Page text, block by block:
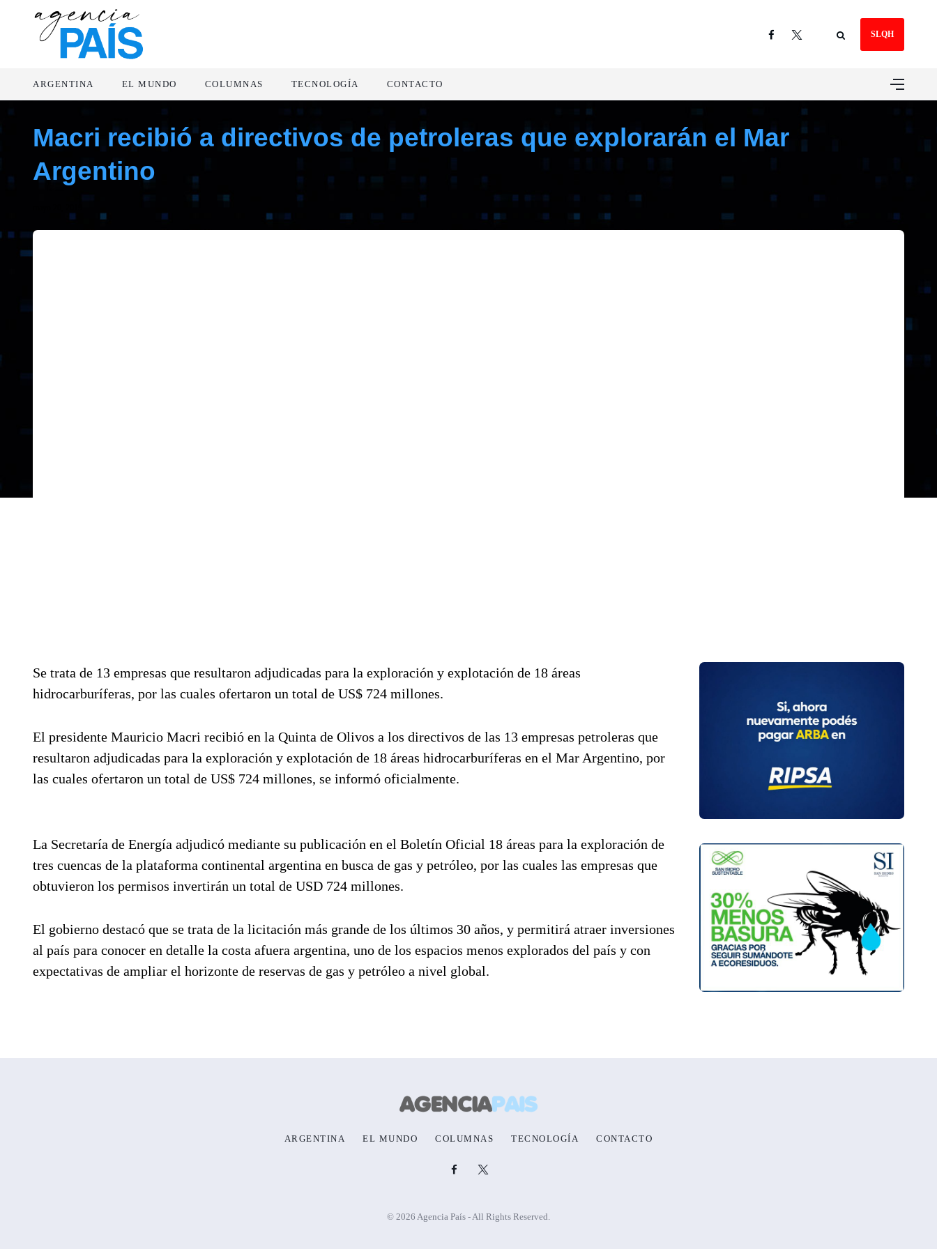
SLQH
ARGENTINA EL MUNDO COLUMNAS TECNOLOGÍA CONTACTO
Macri recibió a directivos de petroleras que explorarán el Mar
Argentino
Se trata de 13 empresas que resultaron adjudicadas para la exploración y explotación de 18 áreas
hidrocarburíferas, por las cuales ofertaron un total de US$ 724 millones.
El presidente Mauricio Macri recibió en la Quinta de Olivos a los directivos de las 13 empresas petroleras que
resultaron adjudicadas para la exploración y explotación de 18 áreas hidrocarburíferas en el Mar Argentino, por
las cuales ofertaron un total de US$ 724 millones, se informó oficialmente.
La Secretaría de Energía adjudicó mediante su publicación en el Boletín Oficial 18 áreas para la exploración de
tres cuencas de la plataforma continental argentina en busca de gas y petróleo, por las cuales las empresas que
obtuvieron los permisos invertirán un total de USD 724 millones.
El gobierno destacó que se trata de la licitación más grande de los últimos 30 años, y permitirá atraer inversiones
al país para conocer en detalle la costa afuera argentina, uno de los espacios menos explorados del país y con
expectativas de ampliar el horizonte de reservas de gas y petróleo a nivel global.
ARGENTINA EL MUNDO COLUMNAS TECNOLOGÍA CONTACTO
© 2026 Agencia País - All Rights Reserved.